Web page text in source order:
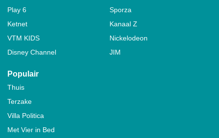
Play 6
Sporza
Ketnet
Kanaal Z
VTM KIDS
Nickelodeon
Disney Channel
JIM
Populair
Thuis
Terzake
Villa Politica
Met Vier in Bed